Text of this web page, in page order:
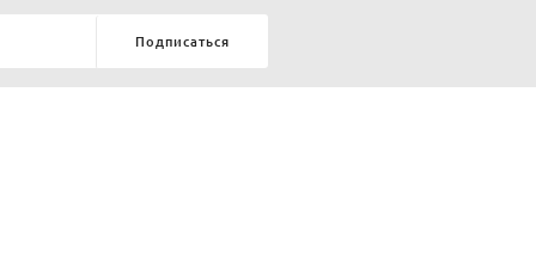
Подписаться